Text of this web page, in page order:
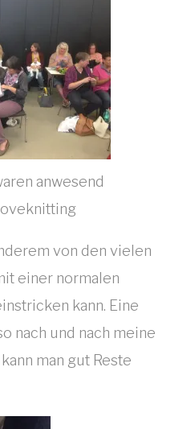
anwesend
von den vielen
einer normalen
kann. Eine
nach und nach meine
man gut Reste